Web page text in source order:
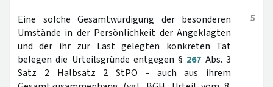
5
Eine solche Gesamtwürdigung der besonderen
Umstände in der Persönlichkeit der Angeklagten
und der ihr zur Last gelegten konkreten Tat
belegen die Urteilsgründe entgegen § 267 Abs. 3
Satz 2 Halbsatz 2 StPO - auch aus ihrem